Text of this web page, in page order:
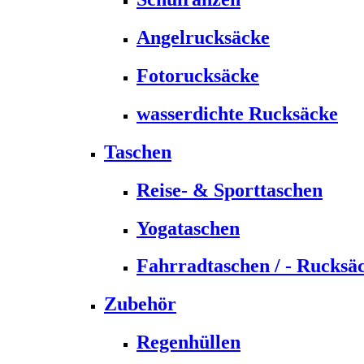
Angelrucksäcke
Fotorucksäcke
wasserdichte Rucksäcke
Taschen
Reise- & Sporttaschen
Yogataschen
Fahrradtaschen / -
Zubehör
Regenhüllen